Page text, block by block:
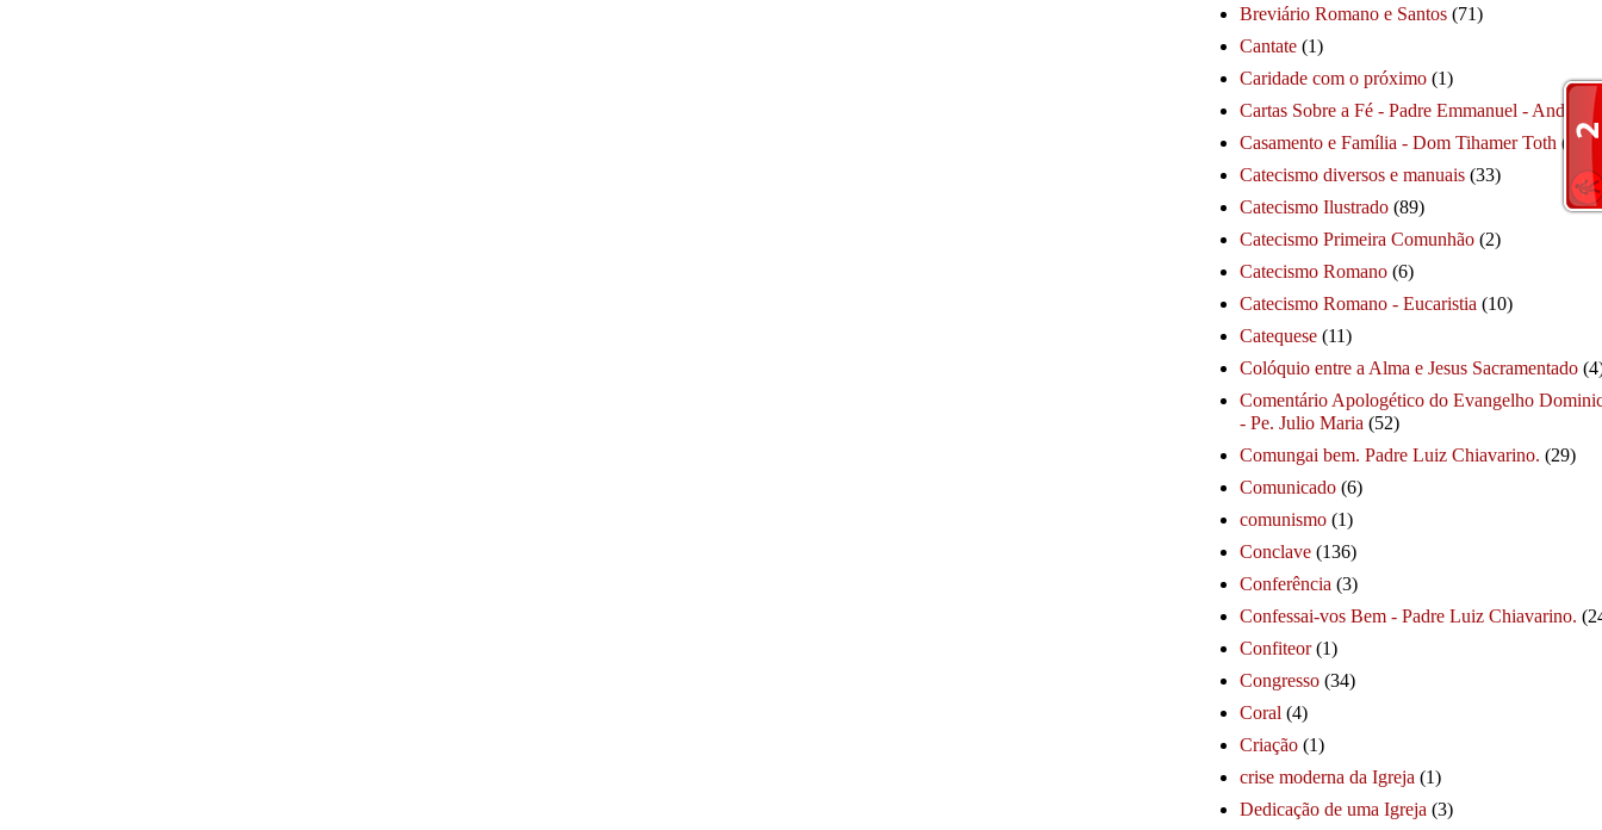
Breviário Romano e Santos (71)
Cantate (1)
Caridade com o próximo (1)
Cartas Sobre a Fé - Padre Emmanuel - André
Casamento e Família - Dom Tihamer Toth (115)
Catecismo diversos e manuais (33)
Catecismo Ilustrado (89)
Catecismo Primeira Comunhão (2)
Catecismo Romano (6)
Catecismo Romano - Eucaristia (10)
Catequese (11)
Colóquio entre a Alma e Jesus Sacramentado
Comentário Apologético do Evangelho
- Pe. Julio Maria (52)
Comungai bem. Padre Luiz Chiavarino. (29)
Comunicado (6)
comunismo (1)
Conclave (136)
Conferência (3)
Confessai-vos Bem - Padre Luiz Chiavarino.
Confiteor (1)
Congresso (34)
Coral (4)
Criação (1)
crise moderna da Igreja (1)
Dedicação de uma Igreja (3)